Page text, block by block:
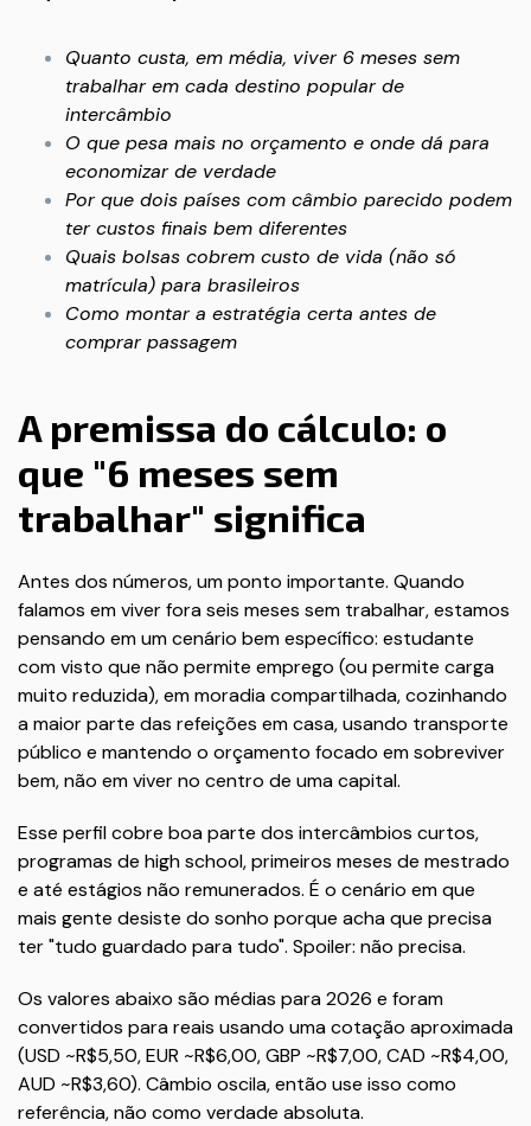
Quanto custa, em média, viver 6 meses sem
trabalhar em cada destino popular de
intercâmbio
O que pesa mais no orçamento e onde dá para
economizar de verdade
Por que dois países com câmbio parecido podem
ter custos finais bem diferentes
Quais bolsas cobrem custo de vida (não só
matrícula) para brasileiros
Como montar a estratégia certa antes de
comprar passagem
A premissa do cálculo: o
que "6 meses sem
trabalhar" significa
Antes dos números, um ponto importante. Quando
falamos em viver fora seis meses sem trabalhar, estamos
pensando em um cenário bem específico: estudante
com visto que não permite emprego (ou permite carga
muito reduzida), em moradia compartilhada, cozinhando
a maior parte das refeições em casa, usando transporte
público e mantendo o orçamento focado em sobreviver
bem, não em viver no centro de uma capital.
Esse perfil cobre boa parte dos intercâmbios curtos,
programas de high school, primeiros meses de mestrado
e até estágios não remunerados. É o cenário em que
mais gente desiste do sonho porque acha que precisa
ter "tudo guardado para tudo". Spoiler: não precisa.
Os valores abaixo são médias para 2026 e foram
convertidos para reais usando uma cotação aproximada
(USD ~R$5,50, EUR ~R$6,00, GBP ~R$7,00, CAD ~R$4,00,
AUD ~R$3,60). Câmbio oscila, então use isso como
referência, não como verdade absoluta.